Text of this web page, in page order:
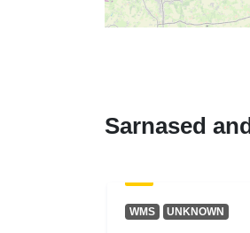
Sarnased
WMS UNKNOWN